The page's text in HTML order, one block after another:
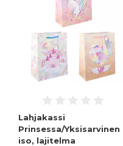
Lahjakassi
Prinsessa/Yksisarvinen
iso, lajitelma